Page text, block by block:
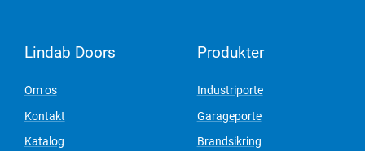
Lindab Doors
Om os
Kontakt
Katalog
Produkter
Industriporte
Garageporte
Brandsikring